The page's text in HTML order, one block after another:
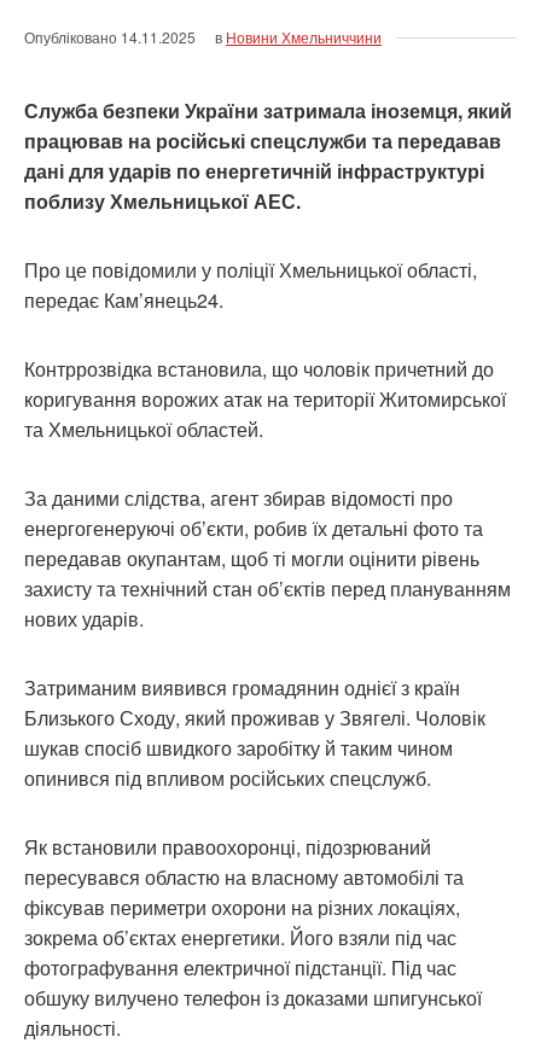
Опубліковано 14.11.2025 в Новини Хмельниччини
Служба безпеки України затримала іноземця, який
працював на російські спецслужби та передавав
дані для ударів по енергетичній інфраструктурі
поблизу Хмельницької АЕС.
Про це повідомили у поліції Хмельницької області,
передає Кам’янець24.
Контррозвідка встановила, що чоловік причетний до
коригування ворожих атак на території Житомирської
та Хмельницької областей.
За даними слідства, агент збирав відомості про
енергогенеруючі об’єкти, робив їх детальні фото та
передавав окупантам, щоб ті могли оцінити рівень
захисту та технічний стан об’єктів перед плануванням
нових ударів.
Затриманим виявився громадянин однієї з країн
Близького Сходу, який проживав у Звягелі. Чоловік
шукав спосіб швидкого заробітку й таким чином
опинився під впливом російських спецслужб.
Як встановили правоохоронці, підозрюваний
пересувався областю на власному автомобілі та
фіксував периметри охорони на різних локаціях,
зокрема об’єктах енергетики. Його взяли під час
фотографування електричної підстанції. Під час
обшуку вилучено телефон із доказами шпигунської
діяльності.